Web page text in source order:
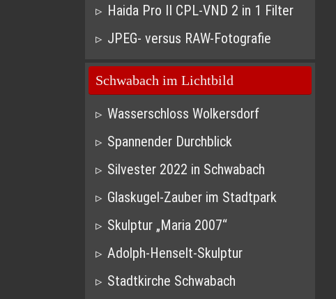
Haida Pro II CPL-VND 2 in 1 Filter
JPEG- versus RAW-Fotografie
Schwabach im Lichtbild
Wasserschloss Wolkersdorf
Spannender Durchblick
Silvester 2022 in Schwabach
Glaskugel-Zauber im Stadtpark
Skulptur „Maria 2007“
Adolph-Henselt-Skulptur
Stadtkirche Schwabach